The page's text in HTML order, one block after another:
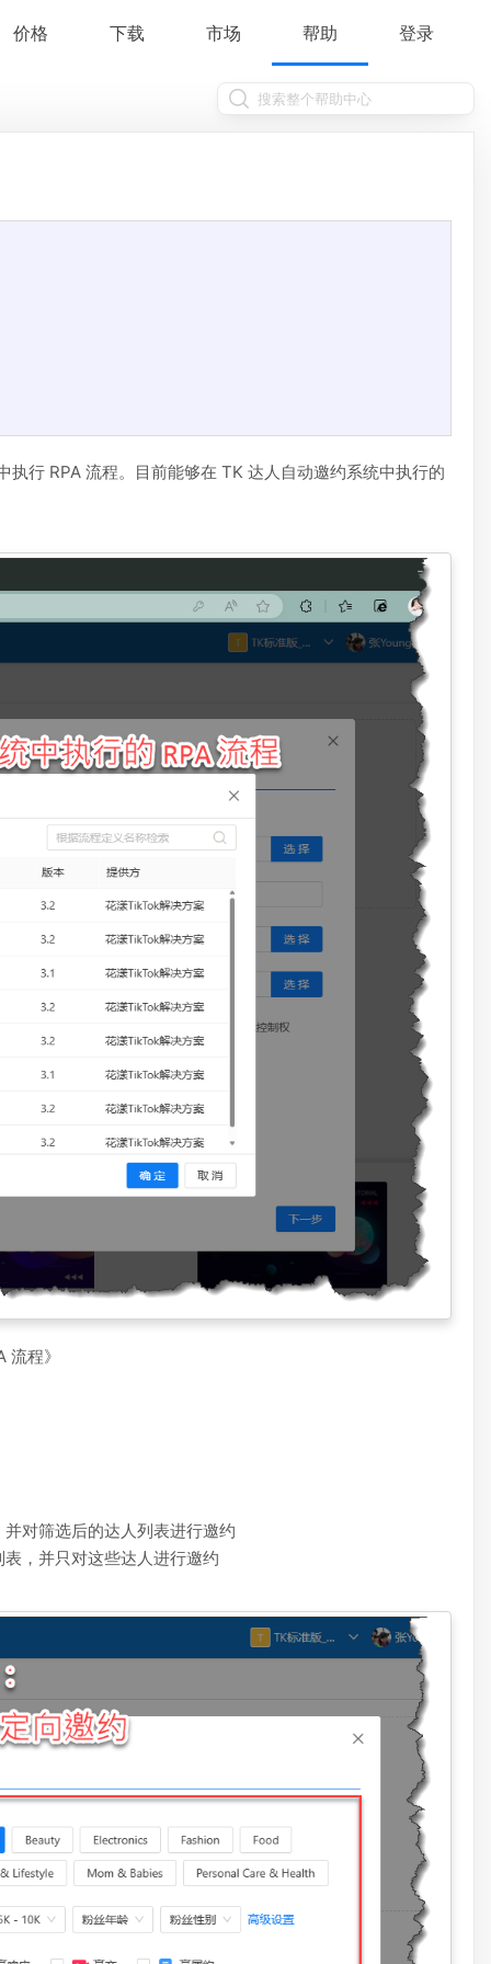
价格 下载 市场 帮助 登录
行 RPA 流程。目前能够在 TK 达人自动邀约系统中执行的
流程》
对筛选后的达人列表进行邀约
，并只对这些达人进行邀约